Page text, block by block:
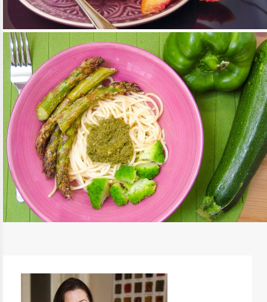
TOVÁBB OLVASOM ÉDESSÉG, DESSZERT/RECEPTEK
TRIPLA ZÖLD: SPÁRGA, SPAGETTI,
BROKKOLI